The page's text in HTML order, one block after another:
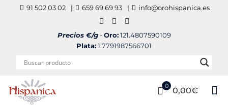
91 502 03 02 | 659 69 69 93 | info@orohispanica.es
Precios €/g-Oro:121.4807590109
Plata:1.7791987566701
0 0,00€